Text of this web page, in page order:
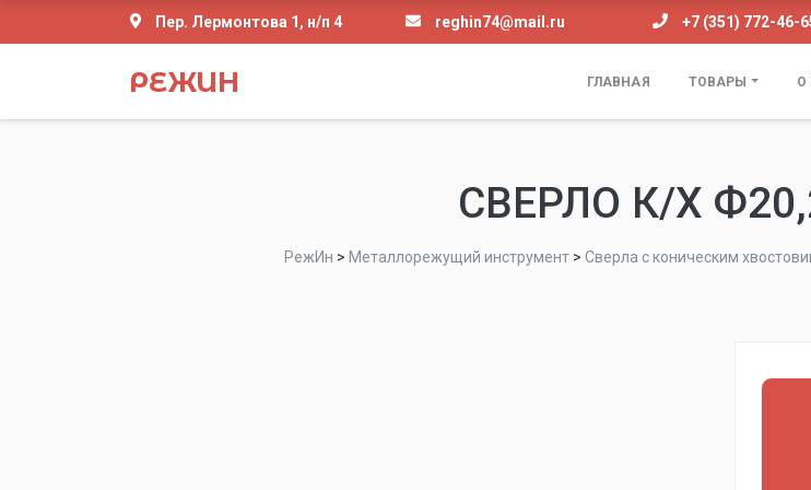
Пер. Лермонтова 1, н/п 4 reghin74@mail.ru +7 (351) 772-46-
РЕЖИН ГЛАВНАЯ ТОВАРЫ О
СВЕРЛО К/Х
РежИн > Металлорежущий инструмент> Сверла с коническим